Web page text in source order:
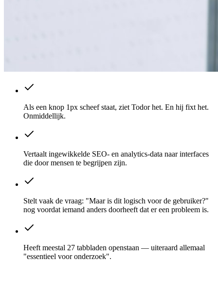
Als een knop 1px scheef staat, ziet Todor het. En hij fixt het.
Onmiddellijk.
Vertaalt ingewikkelde SEO- en analytics-data naar interfaces
die door mensen te begrijpen zijn.
Stelt vaak de vraag: "Maar is dit logisch voor de gebruiker?"
nog voordat iemand anders doorheeft dat er een probleem is.
Heeft meestal 27 tabbladen openstaan — uiteraard allemaal
"essentieel voor onderzoek".